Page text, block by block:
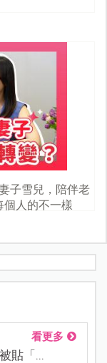
子雪兒，陪伴老
個人的不一樣
看更多
貼「...